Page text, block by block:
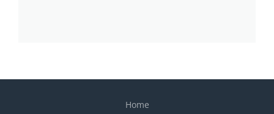
Home